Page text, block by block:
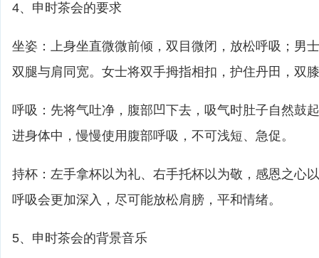
4、申时茶会的要求
坐姿：上身坐直微微前倾，双目微闭，放松呼吸；男
双腿与肩同宽。女士将双手拇指相扣，护住丹田，双
呼吸：先将气吐净，腹部凹下去，吸气时肚子自然鼓
进身体中，慢慢使用腹部呼吸，不可浅短、急促。
持杯：左手拿杯以为礼、右手托杯以为敬，感恩之心
呼吸会更加深入，尽可能放松肩膀，平和情绪。
5、申时茶会的背景音乐